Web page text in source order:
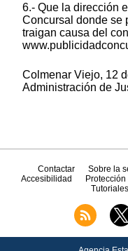
6.- Que la dirección
Concursal donde se
traigan causa del
Colmenar Viejo, 12
Administración de
Contactar Sobre la
Accesibilidad
Tutoriales